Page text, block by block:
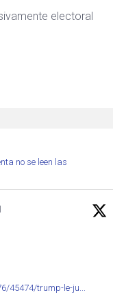
electoral
no se leen las
45474/trump-le-ju...